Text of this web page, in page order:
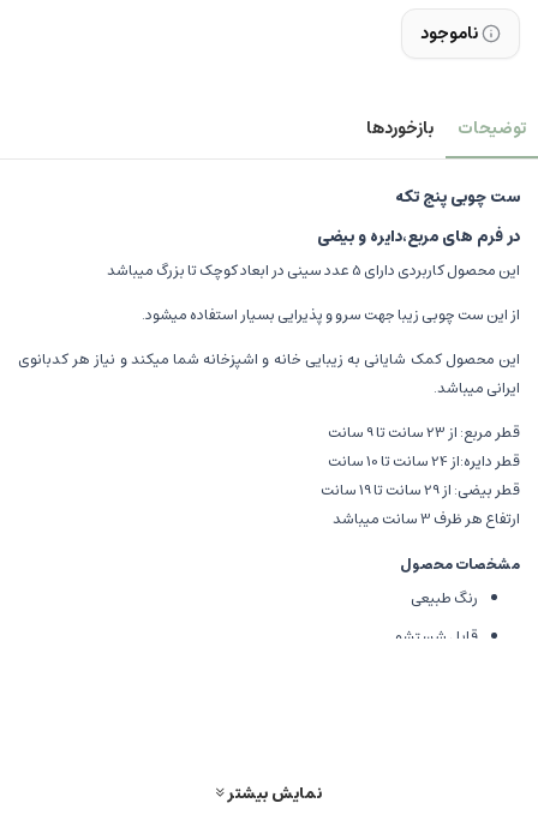
ناموجود
توضیحات بازخوردها
ست چوبی پنج تکه
در فرم های مربع،دایره و بیضی
این محصول کاربردی دارای 5 عدد سینی در ابعاد کوچک تا بزرگ میباشد
از این ست چوبی زیبا جهت سرو و پذیرایی بسیار استفاده میشود.
این محصول کمک شایانی به زیبایی خانه و اشپزخانه شما میکند و نیاز هر کدبانوی
ایرانی میباشد.
قطر مربع: از 23 سانت تا 9 سانت
قطر دایره:از 24 سانت تا 10 سانت
قطر بیضی: از 29 سانت تا 19 سانت
ارتفاع هر ظرف 3 سانت میباشد
مشخصات محصول
رنگ طبیعی
قابل شستشو
نمایش بیشتر